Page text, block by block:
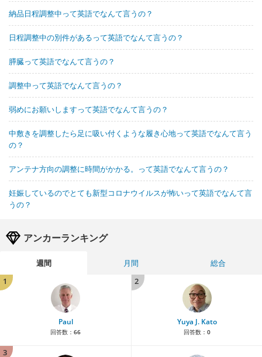
納品日程調整中って英語でなんて言うの？
日程調整中の別件があるって英語でなんて言うの？
膵臓って英語でなんて言うの？
調整中って英語でなんて言うの？
弱めにお願いしますって英語でなんて言うの？
中敷きを調整したら足に吸い付くような履き心地って英語でなんて言う
の？
アンテナ方向の調整に時間がかかる。って英語でなんて言うの？
妊娠しているのでとても新型コロナウイルスが怖いって英語でなんて言
うの？
アンカーランキング
週間 月間
総合
1
Paul
回答数： 66
2
Yuya J. Kato
回答数： 0
3